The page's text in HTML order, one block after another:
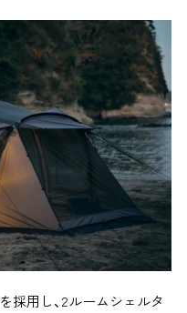
採用し、2ルームシェルタ